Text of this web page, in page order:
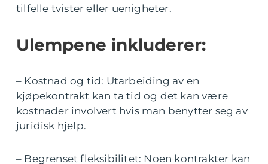
tilfelle tvister eller uenigheter.
Ulempene inkluderer:
– Kostnad og tid: Utarbeiding av en
kjøpekontrakt kan ta tid og det kan være
kostnader involvert hvis man benytter seg av
juridisk hjelp.
– Begrenset fleksibilitet: Noen kontrakter kan